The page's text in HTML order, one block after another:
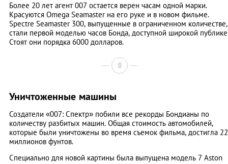
Более 20 лет агент 007 остается верен часам одной марки.
Красуются Omega Seamaster на его руке и в новом фильме.
Spectre Seamaster 300, выпущенные в ограниченном количестве,
стали первой моделью часов Бонда, доступной широкой
Стоят они порядка 6000 долларов.
8
Уничтоженные машины
Создатели «007: Спектр» побили все рекорды Бондианы по
количеству разбитых машин. Общая стоимость автомобилей,
которые были уничтожены во время съемок фильма, достигла 22
миллионов фунтов.
Специально для новой картины была выпущена модель 7 Aston